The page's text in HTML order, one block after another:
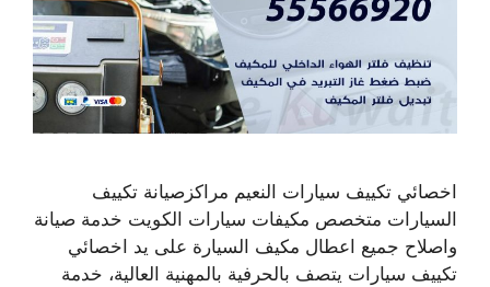
اخصائي تكييف سيارات النعيم مراكزصيانة تكييف
السيارات متخصص مكيفات سيارات الكويت خدمة صيانة
واصلاح جميع اعطال مكيف السيارة على يد اخصائي
تكييف سيارات يتصف بالحرفية بالمهنية العالية، خدمة